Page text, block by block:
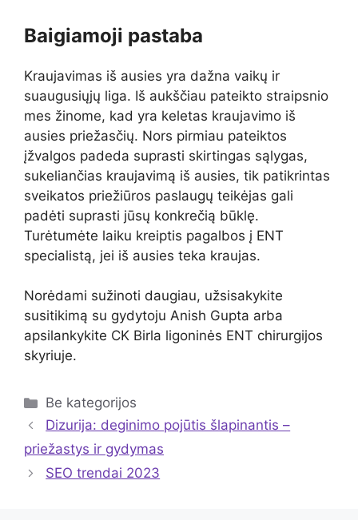
Baigiamoji pastaba
Kraujavimas iš ausies yra dažna vaikų ir
suaugusiųjų liga. Iš aukščiau pateikto straipsnio
mes žinome, kad yra keletas kraujavimo iš
ausies priežasčių. Nors pirmiau pateiktos
įžvalgos padeda suprasti skirtingas sąlygas,
sukeliančias kraujavimą iš ausies, tik patikrintas
sveikatos priežiūros paslaugų teikėjas gali
padėti suprasti jūsų konkrečią būklę.
Turėtumėte laiku kreiptis pagalbos į ENT
specialistą, jei iš ausies teka kraujas.
Norėdami sužinoti daugiau, užsisakykite
susitikimą su gydytoju Anish Gupta arba
apsilankykite CK Birla ligoninės ENT chirurgijos
skyriuje.
Kategorijos
Be kategorijos
Dizurija: deginimo pojūtis šlapinantis –
priežastys ir gydymas
SEO trendai 2023